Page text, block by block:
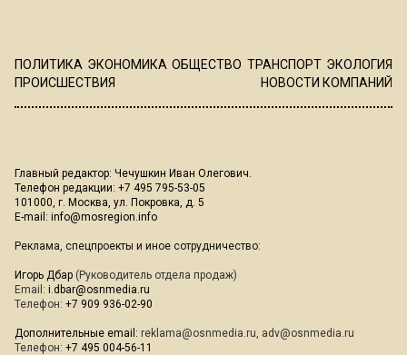
ПОЛИТИКА ЭКОНОМИКА ОБЩЕСТВО ТРАНСПОРТ ЭКОЛОГИЯ
ПРОИСШЕСТВИЯ
НОВОСТИ КОМПАНИЙ
Главный редактор: Чечушкин Иван Олегович.
Телефон редакции: +7 495 795-53-05
101000, г. Москва, ул. Покровка, д. 5
E-mail: info@mosregion.info
Реклама, спецпроекты и иное сотрудничество:
Игорь Дбар (Руководитель отдела продаж)
Email: i.dbar@osnmedia.ru
Телефон: +7 909 936-02-90
Дополнительные email: reklama@osnmedia.ru, adv@osnmedia.ru
Телефон: +7 495 004-56-11